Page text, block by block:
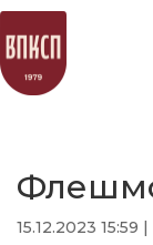
15.12.2023 15:59